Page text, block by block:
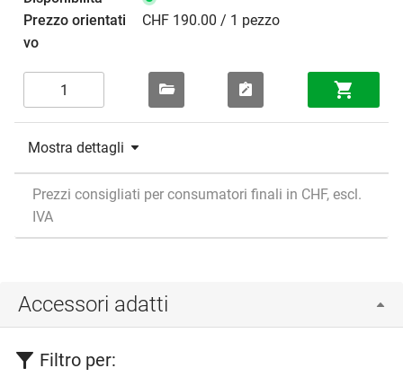
CHF 190.00 / 1 pezzo
Mostra dettagli
Prezzi consigliati per consumatori finali in CHF, escl.
IVA
Accessori adatti
Filtro per: